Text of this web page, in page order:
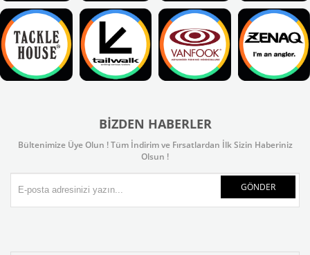
BIZDEN HABERLER
Bültenimize Üye Olun ! Tüm İndirim ve Fırsatlardan İlk Sizin Haberiniz
Olsun !
GÖNDER